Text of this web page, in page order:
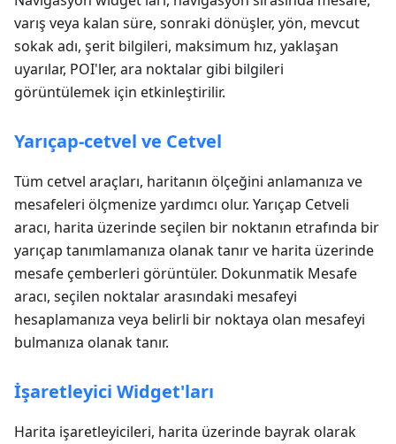
varış veya kalan süre, sonraki dönüşler, yön, mevcut
sokak adı, şerit bilgileri, maksimum hız, yaklaşan
uyarılar, POI'ler, ara noktalar gibi bilgileri
görüntülemek için etkinleştirilir.
Yarıçap-cetvel ve Cetvel
Tüm cetvel araçları, haritanın ölçeğini anlamanıza ve
mesafeleri ölçmenize yardımcı olur. Yarıçap Cetveli
aracı, harita üzerinde seçilen bir noktanın etrafında bir
yarıçap tanımlamanıza olanak tanır ve harita üzerinde
mesafe çemberleri görüntüler. Dokunmatik Mesafe
aracı, seçilen noktalar arasındaki mesafeyi
hesaplamanıza veya belirli bir noktaya olan mesafeyi
bulmanıza olanak tanır.
İşaretleyici Widget'ları
Harita işaretleyicileri, harita üzerinde bayrak olarak